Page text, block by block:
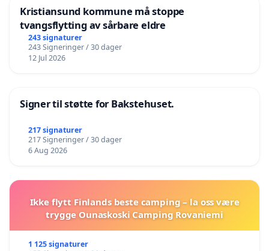
Kristiansund kommune må stoppe
tvangsflytting av sårbare eldre
243 signaturer
243 Signeringer / 30 dager
12 Jul 2026
Signer til støtte for Bakstehuset.
217 signaturer
217 Signeringer / 30 dager
6 Aug 2026
Ikke flytt Finlands beste camping – la oss være
trygge Ounaskoski Camping Rovaniemi
1 125 signaturer